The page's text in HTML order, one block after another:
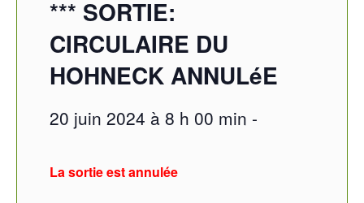
*** SORTIE:
CIRCULAIRE DU
HOHNECK ANNULéE
20 juin 2024 à 8 h 00 min -
La sortie est annulée